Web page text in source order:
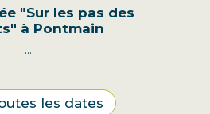
"Sur les pas des
à Pontmain
...
les dates